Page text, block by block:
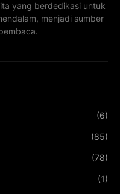
yang berdedikasi untuk
menjadi sumber
(6)
(85)
(78)
(1)